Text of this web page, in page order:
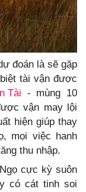
đoán là sẽ gặp
tài vận được
Tài - mùng 10
vận may lội
hiện giúp thay
mọi việc hanh
thu nhập.
cực kỳ suôn
có cát tinh soi